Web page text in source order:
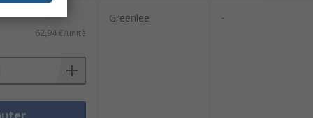
62,94 €/unité
Greenlee -